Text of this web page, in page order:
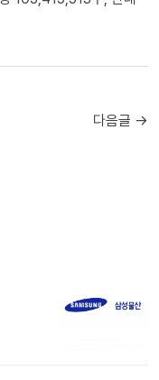
다음글 →